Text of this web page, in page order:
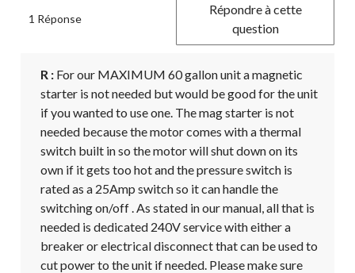
1 Réponse
Répondre à cette
question
R : For our MAXIMUM 60 gallon unit a magnetic
starter is not needed but would be good for the unit
if you wanted to use one. The mag starter is not
needed because the motor comes with a thermal
switch built in so the motor will shut down on its
own if it gets too hot and the pressure switch is
rated as a 25Amp switch so it can handle the
switching on/off . As stated in our manual, all that is
needed is dedicated 240V service with either a
breaker or electrical disconnect that can be used to
cut power to the unit if needed. Please make sure